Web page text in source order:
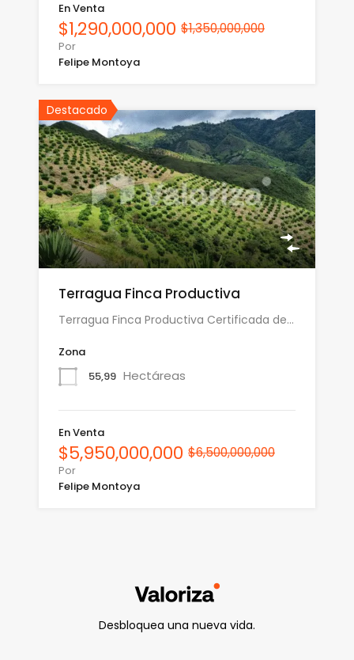
En Venta
$1,290,000,000 $1,350,000,000
Por
Felipe Montoya
Destacado
Terragua Finca Productiva
Terragua Finca Productiva Certificada de…
Zona
55,99 Hectáreas
En Venta
$5,950,000,000 $6,500,000,000
Por
Felipe Montoya
Desbloquea una nueva vida.